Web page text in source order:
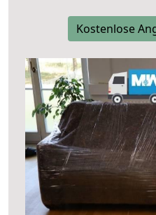
Kostenlose